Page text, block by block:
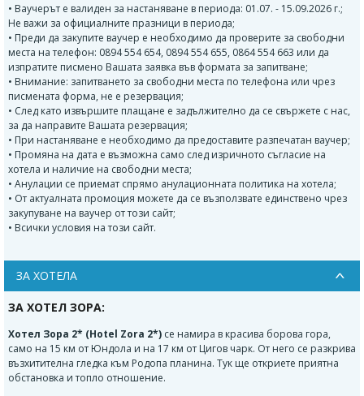
• Ваучерът е валиден за настаняване в периода: 01.07. - 15.09.2026 г.;
Не важи за официалните празници в периода;
• Преди да закупите ваучер е необходимо да проверите за свободни
места на телефон: 0894 554 654, 0894 554 655, 0864 554 663 или да
изпратите писмено Вашата заявка във формата за запитване;
• Внимание: запитването за свободни места по телефона или чрез
писмената форма, не е резервация;
• След като извършите плащане е задължително да се свържете с нас,
за да направите Вашата резервация;
• При настаняване е необходимо да предоставите разпечатан ваучер;
• Промяна на дата е възможна само след изричното съгласие на
хотела и наличие на свободни места;
• Анулации се приемат спрямо анулационната политика на хотела;
• От актуалната промоция можете да се възползвате единствено чрез
закупуване на ваучер от този сайт;
• Всички условия на този сайт.
ЗА ХОТЕЛА
ЗА ХОТЕЛ ЗОРА:
Хотел Зора 2* (Hotel Zora 2*) се намира в красива борова гора,
само на 15 км от Юндола и на 17 км от Цигов чарк. От него се разкрива
възхитителна гледка към Родопа планина. Тук ще откриете приятна
обстановка и топло отношение.